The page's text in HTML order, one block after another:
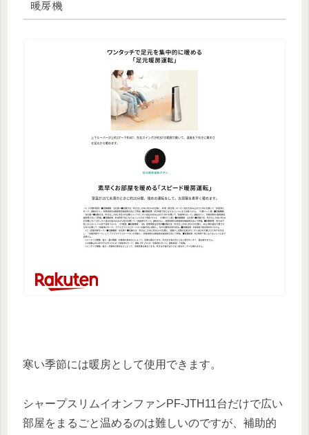
暖房機
寒い季節には暖房として使用できます。
シャープスリムイオンファンPF-JTH11台だけで広い
部屋をまるごと温めるのは難しいのですが、補助的